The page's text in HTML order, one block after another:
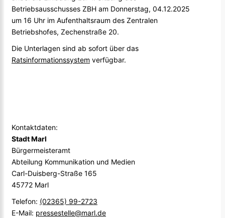
Betriebsausschusses ZBH am Donnerstag, 04.12.2025
um 16 Uhr im Aufenthaltsraum des Zentralen
Betriebshofes, Zechenstraße 20.
Die Unterlagen sind ab sofort über das
Ratsinformationssystem verfügbar.
Kontaktdaten:
Stadt Marl
Bürgermeisteramt
Abteilung Kommunikation und Medien
Carl-Duisberg-Straße 165
45772 Marl
Telefon: (02365) 99-2723
E-Mail: pressestelle@marl.de